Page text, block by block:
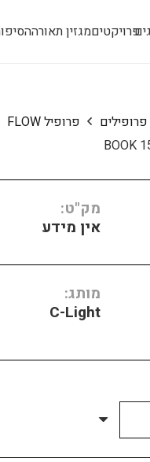
פרויקטיםמגזין תאורה
פרופילים
פרופיל FLOW
BOOK
מק"ט:
אין מידע
מותג:
C-Light